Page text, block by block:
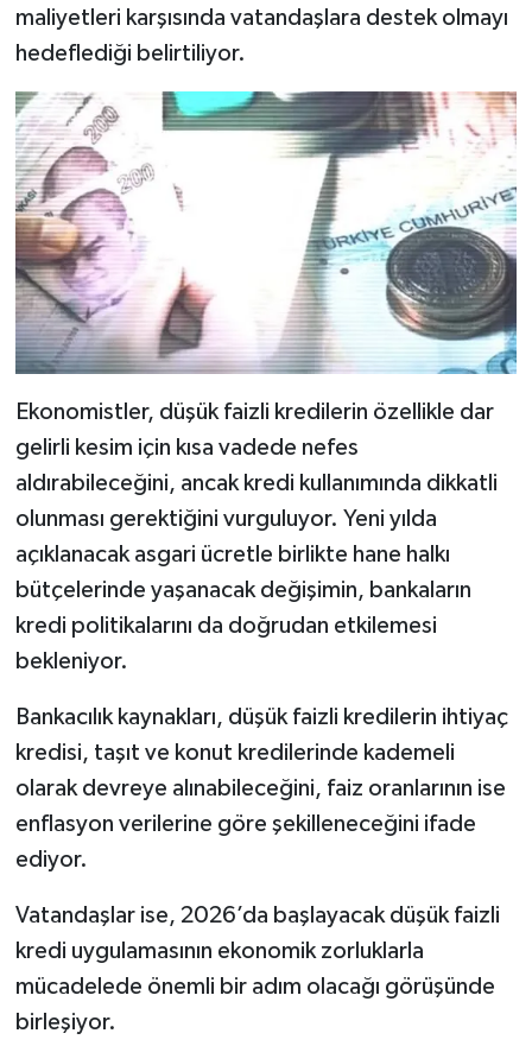
maliyetleri karşısında vatandaşlara destek olmayı
hedeflediği belirtiliyor.
Ekonomistler, düşük faizli kredilerin özellikle dar
gelirli kesim için kısa vadede nefes
aldırabileceğini, ancak kredi kullanımında dikkatli
olunması gerektiğini vurguluyor. Yeni yılda
açıklanacak asgari ücretle birlikte hane halkı
bütçelerinde yaşanacak değişimin, bankaların
kredi politikalarını da doğrudan etkilemesi
bekleniyor.
Bankacılık kaynakları, düşük faizli kredilerin ihtiyaç
kredisi, taşıt ve konut kredilerinde kademeli
olarak devreye alınabileceğini, faiz oranlarının ise
enflasyon verilerine göre şekilleneceğini ifade
ediyor.
Vatandaşlar ise, 2026’da başlayacak düşük faizli
kredi uygulamasının ekonomik zorluklarla
mücadelede önemli bir adım olacağı görüşünde
birleşiyor.
Yerel
AboneHaber Özel